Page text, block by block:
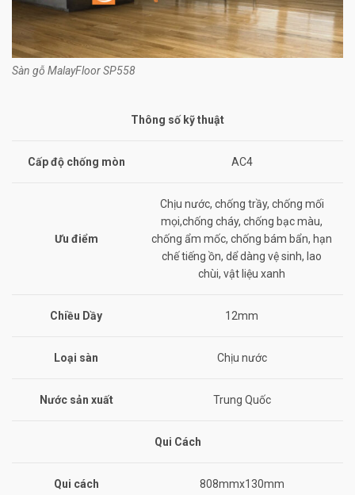
Sàn gỗ MalayFloor SP558
Thông số kỹ thuật
Cấp độ chống mòn AC4
Ưu điểm
Chịu nước, chống trầy, chống mối
mọi,chống cháy, chống bạc màu,
chống ẩm mốc, chống bám bẩn, hạn
chế tiếng ồn, dể dàng vệ sinh, lao
chùi, vật liệu xanh
Chiều Dầy 12mm
Loại sàn Chịu nước
Nước sản xuất Trung Quốc
Qui Cách
Qui cách 808mmx130mm